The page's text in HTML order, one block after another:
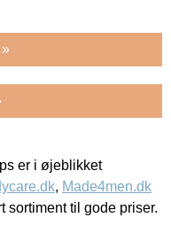
er i øjeblikket
, Made4men.dk
sortiment til gode priser.